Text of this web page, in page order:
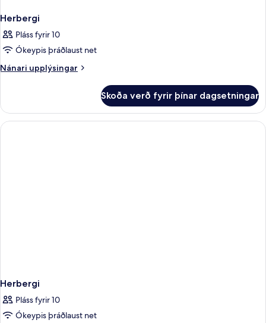
Herbergi
Pláss fyrir 10
Ókeypis þráðlaust net
Nánari upplýsingar
Nánari
Skoða verð fyrir þínar dagsetningar
Herbergi
Pláss fyrir 10
Ókeypis þráðlaust net